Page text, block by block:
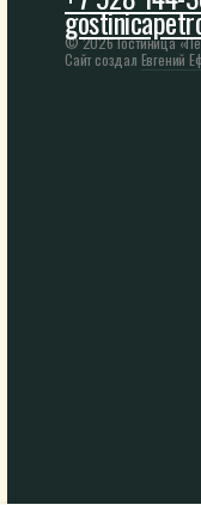
© 2026 Гостиница
Сайт создал Евгений